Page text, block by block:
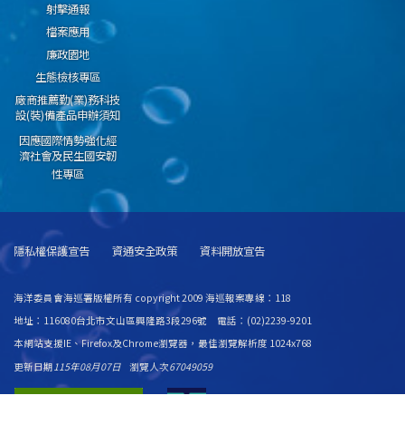
射擊通報
檔案應用
廉政園地
生態檢核專區
廠商推薦勤(業)務科技
設(裝)備產品申辦須知
因應國際情勢強化經
濟社會及民生國安韌
性專區
隱私權保護宣告 資通安全政策 資料開放宣告
海洋委員會海巡署版權所有 copyright 2009 海巡報案專線：118
地址：116080台北市文山區興隆路3段296號 電話：(02)2239-9201
本網站支援IE、Firefox及Chrome瀏覽器，最佳瀏覽解析度 1024x768
更新日期115年08月07日 瀏覽人次67049059